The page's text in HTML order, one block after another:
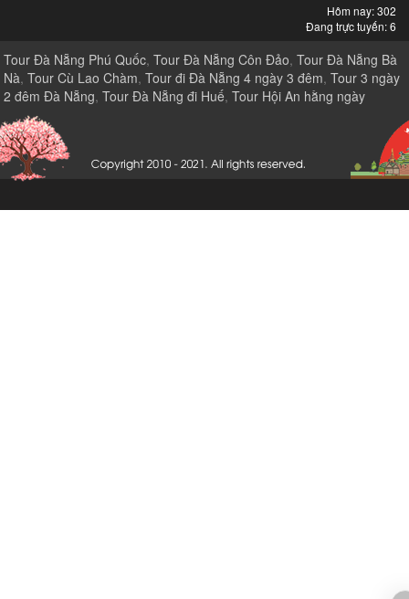
Hôm nay: 302
Đang trực tuyến: 6
Tour Đà Nẵng Phú Quốc,Tour Đà Nẵng Côn Đảo,Tour Đà Nẵng Bà
Nà,Tour Cù Lao Chàm,Tour đi Đà Nẵng 4 ngày 3 đêm,Tour 3 ngày
2 đêm Đà Nẵng,Tour Đà Nẵng đi Huế,Tour Hội An hằng ngày